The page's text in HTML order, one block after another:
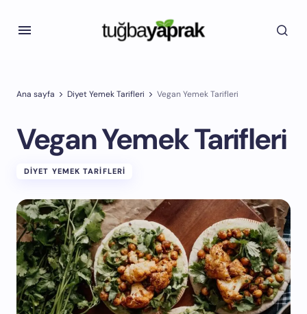
Ana sayfa Diyet Yemek Tarifleri Vegan Yemek Tarifleri
Vegan Yemek Tarifleri
DIYET YEMEK TARIFLERI